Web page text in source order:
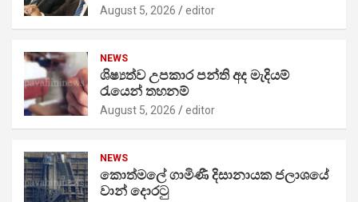
August 5, 2026 editor
NEWS
ශිෂ්‍යත්ව උපකාර පන්ති අද මැදියම්
රැයෙන් තහනම්
August 5, 2026 editor
NEWS
කොත්මලේ ගාමිණී දිසානායක ජලාශයේ
වාන් දොරටු